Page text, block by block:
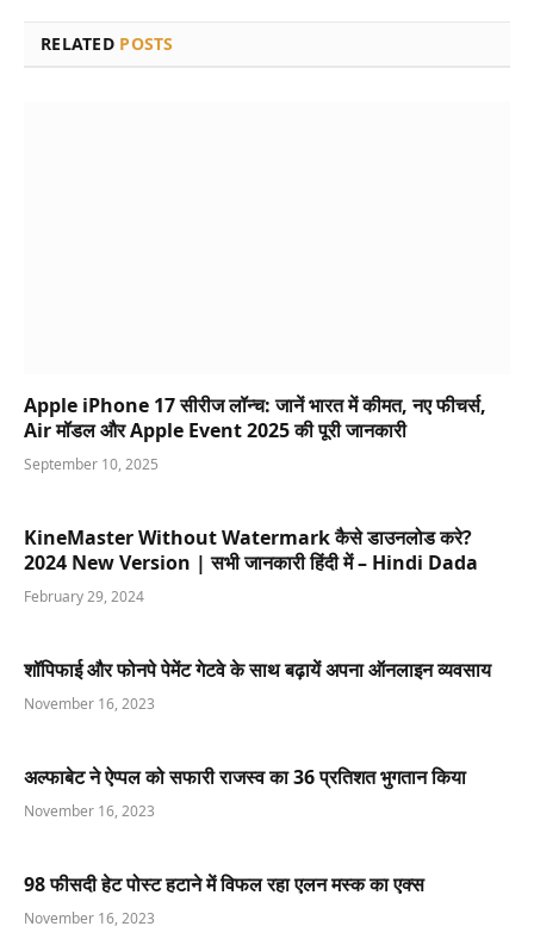
RELATED POSTS
Apple iPhone 17 सीरीज लॉन्च: जानें भारत में कीमत, नए फीचर्स,
Air मॉडल और Apple Event 2025 की पूरी जानकारी
September 10, 2025
KineMaster Without Watermark कैसे डाउनलोड करे?
2024 New Version | सभी जानकारी हिंदी में – Hindi Dada
February 29, 2024
शॉपिफाई और फोनपे पेमेंट गेटवे के साथ बढ़ायें अपना ऑनलाइन व्यवसाय
November 16, 2023
अल्फाबेट ने ऐप्पल को सफारी राजस्व का 36 प्रतिशत भुगतान किया
November 16, 2023
98 फीसदी हेट पोस्ट हटाने में विफल रहा एलन मस्क का एक्स
November 16, 2023